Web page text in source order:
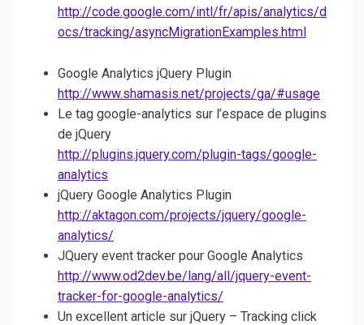
http://code.google.com/intl/fr/apis/analytics/d
ocs/tracking/asyncMigrationExamples.html
Google Analytics jQuery Plugin
http://www.shamasis.net/projects/ga/#usage
Le tag google-analytics sur l’espace de plugins
de jQuery
http://plugins.jquery.com/plugin-tags/google-
analytics
jQuery Google Analytics Plugin
http://aktagon.com/projects/jquery/google-
analytics/
JQuery event tracker pour Google Analytics
http://www.od2dev.be/lang/all/jquery-event-
tracker-for-google-analytics/
Un excellent article sur jQuery – Tracking click